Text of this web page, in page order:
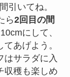
引いてね。
ら2回目の間
にして、
あげよう。
はサラダに入
収穫も楽しめ